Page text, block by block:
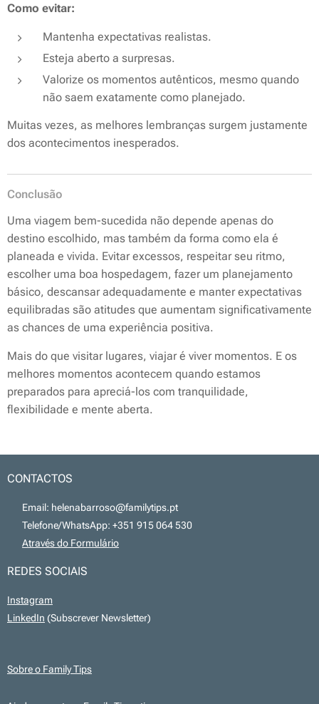
Como evitar:
Mantenha expectativas realistas.
Esteja aberto a surpresas.
Valorize os momentos autênticos, mesmo quando
não saem exatamente como planejado.
Muitas vezes, as melhores lembranças surgem justamente
dos acontecimentos inesperados.
Conclusão
Uma viagem bem-sucedida não depende apenas do
destino escolhido, mas também da forma como ela é
planeada e vivida. Evitar excessos, respeitar seu ritmo,
escolher uma boa hospedagem, fazer um planejamento
básico, descansar adequadamente e manter expectativas
equilibradas são atitudes que aumentam significativamente
as chances de uma experiência positiva.
Mais do que visitar lugares, viajar é viver momentos. E os
melhores momentos acontecem quando estamos
preparados para apreciá-los com tranquilidade,
flexibilidade e mente aberta.
CONTACTOS
📧 Email: helenabarroso@familytips.pt
📞 Telefone/WhatsApp: +351 915 064 530
Através do Formulário
REDES SOCIAIS
Instagram
LinkedIn (Subscrever Newsletter)
Sobre o Family Tips